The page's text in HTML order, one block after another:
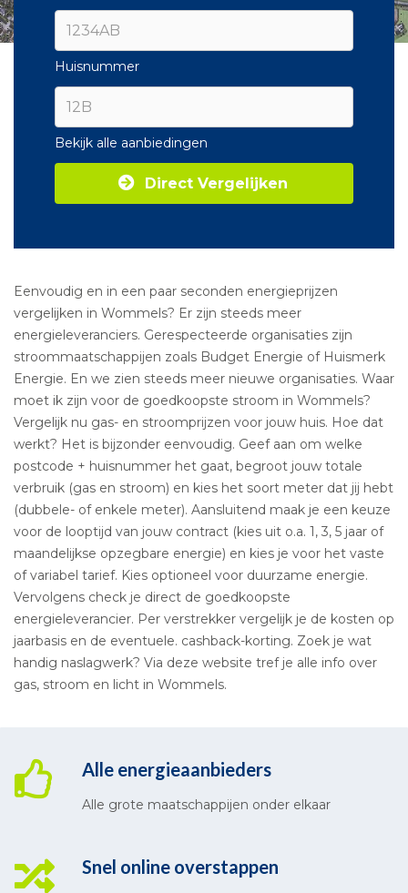
Huisnummer
Bekijk alle aanbiedingen
Direct Vergelijken
Eenvoudig en in een paar seconden energieprijzen
vergelijken in Wommels? Er zijn steeds meer
energieleveranciers. Gerespecteerde organisaties zijn
stroommaatschappijen zoals Budget Energie of Huismerk
Energie. En we zien steeds meer nieuwe organisaties. Waar
moet ik zijn voor de goedkoopste stroom in Wommels?
Vergelijk nu gas- en stroomprijzen voor jouw huis. Hoe dat
werkt? Het is bijzonder eenvoudig. Geef aan om welke
postcode + huisnummer het gaat, begroot jouw totale
verbruik (gas en stroom) en kies het soort meter dat jij hebt
(dubbele- of enkele meter). Aansluitend maak je een keuze
voor de looptijd van jouw contract (kies uit o.a. 1, 3, 5 jaar of
maandelijkse opzegbare energie) en kies je voor het vaste
of variabel tarief. Kies optioneel voor duurzame energie.
Vervolgens check je direct de goedkoopste
energieleverancier. Per verstrekker vergelijk je de kosten op
jaarbasis en de eventuele. cashback-korting. Zoek je wat
handig naslagwerk? Via deze website tref je alle info over
gas, stroom en licht in Wommels.
Alle energieaanbieders
Alle grote maatschappijen onder elkaar
Snel online overstappen